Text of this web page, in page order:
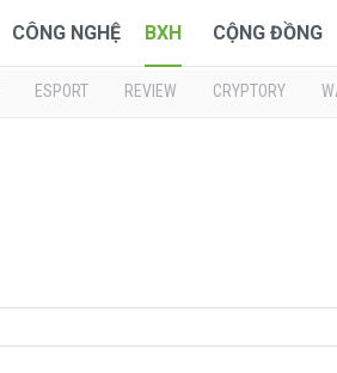
CÔNG NGHỆ BXH CỘNG ĐỒNG
ESPORT REVIEW CRYPTORY